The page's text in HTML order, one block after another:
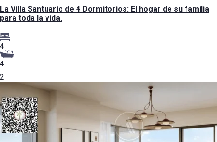
La Villa Santuario de 4 Dormitorios: El hogar de su familia
para toda la vida.
4
4
2